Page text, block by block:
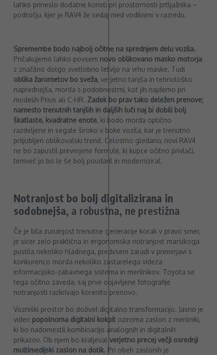
lahko prineslo dodatne koristi pri prostornosti prtljažnika –
področju, kjer je RAV4 že sedaj med vodilnimi v razredu.
Spremembe bodo najbolj očitne na sprednjem delu vozila.
Pričakujemo lahko povsem novo oblikovano masko motorja
z značilno dolgo svetlobno letvijo na vrhu maske. Tudi
oblika žarometov bo sveža, verjetno tanjša in tehnološko
naprednejša, morda s podobnostmi, kot jih najdemo pri
modelih Prius ali C-HR. Zadek bo prav tako deležen prenove;
namesto trenutnih tanjših in daljših luči naj bi dobili bolj
škatlaste, kvadratne enote, ki bodo morda optično
razdeljene in segale široko v boke vozila, kar je trenutno
priljubljen oblikovalski trend. Celostno gledano, novi RAV4
ne bo zapustil preverjene formule, ki kupce očitno privlači,
temveč jo bo le še bolj poudaril in moderniziral.
Notranjost bo bolj digitalizirana in
sodobnejša, a robustna, ne prestižna
Če je bila zunanjost trenutne generacije korak v pravo smer,
je sicer zelo praktična in ergonomska notranjost marsikoga
pustila nekoliko hladnega, predvsem zaradi v primerjavi s
konkurenco morda nekoliko zastarelega videza
informacijsko-zabavnega sistema in merilnikov. Toyota se
tega očitno zaveda, saj prve objavljene fotografije
notranjosti razkrivajo korenito prenovo.
Vozniški prostor bo doživel digitalno transformacijo. Jasno je
viden popolnoma digitalni kokpit oziroma zaslon z merilniki,
ki bo nadomestil kombinacijo analognih in digitalnih
prikazov. Ob njem bo kraljeval verjetno precej večji osrednji
multimedijski zaslon na dotik. Pri obeh zaslonih je